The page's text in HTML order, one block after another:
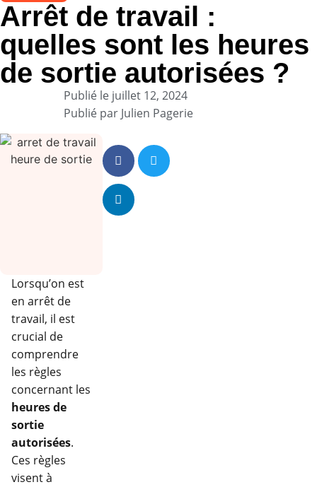
Arrêt de travail :
quelles sont les heures
de sortie autorisées ?
Publié le juillet 12, 2024
Publié par Julien Pagerie
Lorsqu’on est
en arrêt de
travail, il est
crucial de
comprendre
les règles
concernant les
heures de
sortie
autorisées.
Ces règles
visent à